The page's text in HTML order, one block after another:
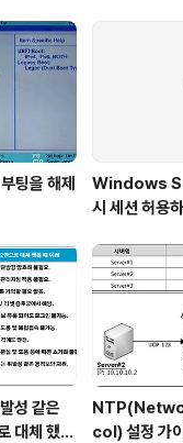
팅을 해제
Windows
시 세션 허용
성 같은
대체 했을
col) 설정 가